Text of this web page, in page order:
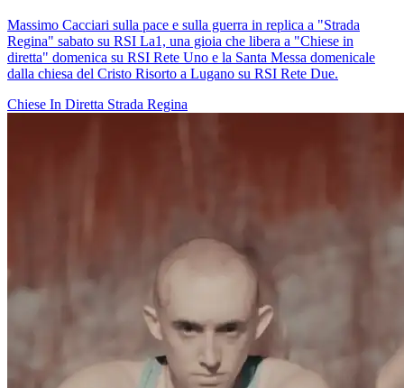
Massimo Cacciari sulla pace e sulla guerra in replica a "Strada
Regina" sabato su RSI La1, una gioia che libera a "Chiese in
diretta" domenica su RSI Rete Uno e la Santa Messa domenicale
dalla chiesa del Cristo Risorto a Lugano su RSI Rete Due.
Chiese In Diretta Strada Regina